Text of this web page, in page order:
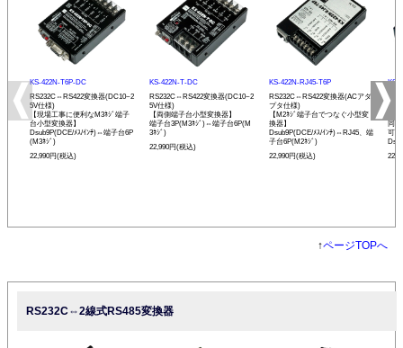
KS-422N-T6P-DC
RS232C⇔RS422変換器(DC10~2
5V仕様)
【現場工事に便利なM3ﾈｼﾞ端子
台小型変換器】
Dsub9P(DCE/ﾒｽ/ｲﾝﾁ)⇔端子台6P
(M3ﾈｼﾞ)
22,990円(税込)
KS-422N-T-DC
RS232C⇔RS422変換器(DC10~2
5V仕様)
【両側端子台小型変換器】
端子台3P(M3ﾈｼﾞ)⇔端子台6P(M
3ﾈｼﾞ)
22,990円(税込)
KS-422N-RJ45-T6P
RS232C⇔RS422変換器(ACアダ
プタ仕様)
【M2ﾈｼﾞ端子台でつなぐ小型変
換器】
Dsub9P(DCE/ﾒｽ/ｲﾝﾁ)⇔RJ45、端
子台6P(M2ﾈｼﾞ)
22,990円(税込)
KS-
プ
同
可
↑ページTOPへ
RS232C⇔2線式RS485変換器